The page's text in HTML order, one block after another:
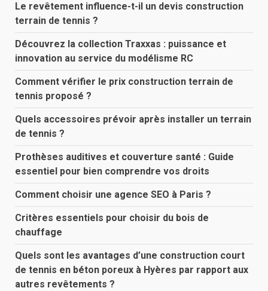
Le revêtement influence-t-il un devis construction
terrain de tennis ?
Découvrez la collection Traxxas : puissance et
innovation au service du modélisme RC
Comment vérifier le prix construction terrain de
tennis proposé ?
Quels accessoires prévoir après installer un terrain
de tennis ?
Prothèses auditives et couverture santé : Guide
essentiel pour bien comprendre vos droits
Comment choisir une agence SEO à Paris ?
Critères essentiels pour choisir du bois de
chauffage
Quels sont les avantages d’une construction court
de tennis en béton poreux à Hyères par rapport aux
autres revêtements ?